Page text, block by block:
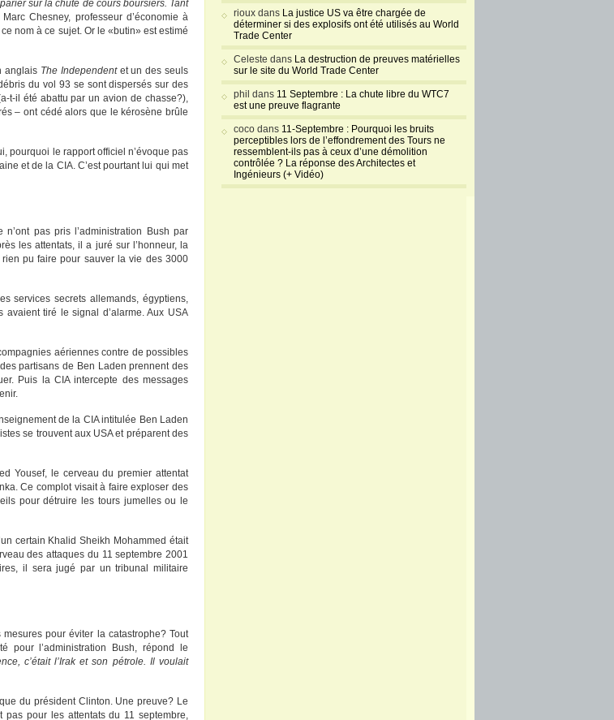
sur la chute de cours boursiers. Tant
Chesney, professeur d’économie à
nom à ce sujet. Or le «butin» est estimé
anglais The Independentet un des seuls
du vol 93 se sont dispersés sur des
t-il été abattu par un avion de chasse?),
– ont cédé alors que le kérosène brûle
pourquoi le rapport officiel n’évoque pas
et de la CIA. C’est pourtant lui qui met
pas pris l’administration Bush par
les attentats, il a juré sur l’honneur, la
rien pu faire pour sauver la vie des 3000
services secrets allemands, égyptiens,
tiré le signal d’alarme. Aux USA
aériennes contre de possibles
partisans de Ben Laden prennent des
Puis la CIA intercepte des messages
de la CIA intitulée Ben Laden
se trouvent aux USA et préparent des
Yousef, le cerveau du premier attentat
Ce complot visait à faire exploser des
pour détruire les tours jumelles ou le
certain Khalid Sheikh Mohammed était
des attaques du 11 septembre 2001
il sera jugé par un tribunal militaire
pour éviter la catastrophe? Tout
pour l’administration Bush, répond le
c’était l’Irak et son pétrole. Il voulait
du président Clinton. Une preuve? Le
pas pour les attentats du 11 septembre,
rioux dans La justice US va être chargée de
déterminer si des explosifs ont été utilisés au World
Trade Center
Celeste dans La destruction de preuves matérielles
sur le site du World Trade Center
phil dans 11 Septembre : La chute libre du WTC7
est une preuve flagrante
coco dans 11-Septembre : Pourquoi les bruits
perceptibles lors de l’effondrement des Tours ne
ressemblent-ils pas à ceux d’une démolition
contrôlée ? La réponse des Architectes et
Ingénieurs (+ Vidéo)